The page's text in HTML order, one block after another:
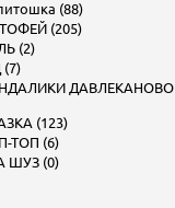
(88)
(205)
(2)
ДАВЛЕКАНОВО
(123)
ТОП (6)
ШУЗ (0)